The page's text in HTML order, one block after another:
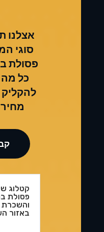
אצלנו
סוגי
פסולת
כל
קטלוג
פסולת
והשכרת
באזור